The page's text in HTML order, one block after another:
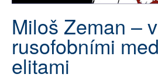
SOCIÁLNÍ SÍTĚ
RUBRIKY
PLNÁ VERZE STRÁNEK
Miloš Zeman –
rusofobními
elitami